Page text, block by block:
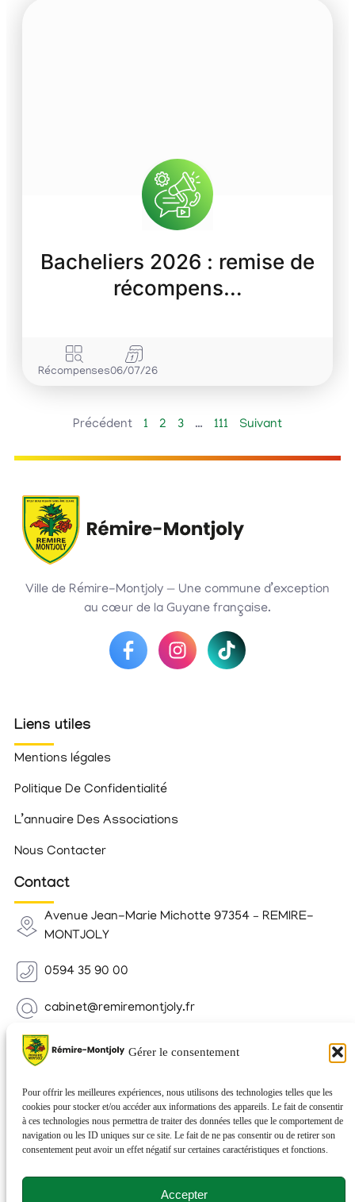
Gérer le consentement
Pour offrir les meilleures expériences, nous utilisons des technologies telles que les
cookies pour stocker et/ou accéder aux informations des appareils. Le fait de consentir
à ces technologies nous permettra de traiter des données telles que le comportement de
navigation ou les ID uniques sur ce site. Le fait de ne pas consentir ou de retirer son
consentement peut avoir un effet négatif sur certaines caractéristiques et fonctions.
Accepter
Bacheliers 2026 : remise de
récompens…
Récompenses06/07/26
Précédent 1 2 3 … 111 Suivant
Ville de Rémire-Montjoly — Une commune d’exception
au cœur de la Guyane française.
Liens utiles
Mentions légales
Politique De Confidentialité
L’annuaire Des Associations
Nous Contacter
Contact
Avenue Jean-Marie Michotte 97354 – REMIRE-
MONTJOLY
0594 35 90 00
cabinet@remiremontjoly.fr
Newsletter
nouvelles de votre commune.